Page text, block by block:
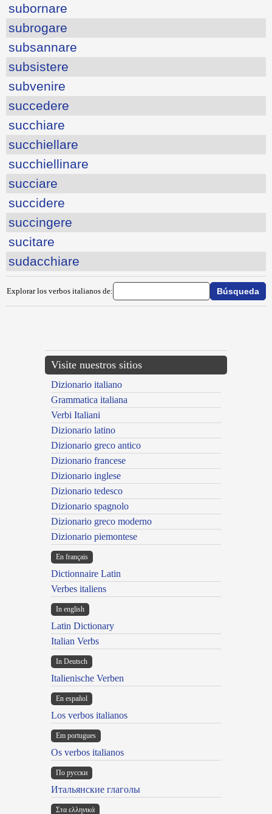
subornare
subrogare
subsannare
subsistere
subvenire
succedere
succhiare
succhiellare
succhiellinare
succiare
succidere
succingere
sucitare
sudacchiare
Explorar los verbos italianos de:
Visite nuestros sitios
Dizionario italiano
Grammatica italiana
Verbi Italiani
Dizionario latino
Dizionario greco antico
Dizionario francese
Dizionario inglese
Dizionario tedesco
Dizionario spagnolo
Dizionario greco moderno
Dizionario piemontese
En français
Dictionnaire Latin
Verbes italiens
In english
Latin Dictionary
Italian Verbs
In Deutsch
Italienische Verben
En español
Los verbos italianos
Em portugues
Os verbos italianos
По русски
Итальянские глаголы
Στα ελληνικά